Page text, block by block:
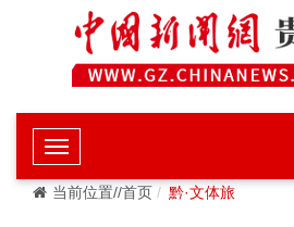
当前位置//首页 黔·文体旅